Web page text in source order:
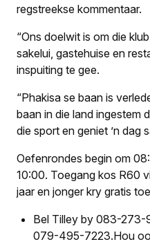
regstreekse kommentaar.
“Ons doelwit is om die
sakelui, gastehuise en
inspuiting te gee.
“Phakisa se baan is
baan in die land ingestem
die sport en geniet ’n dag
Oefenrondes begin om
10:00. Toegang kos R60
jaar en jonger kry gratis
Bel Tilley by 083-273-
079-495-7223.Hou